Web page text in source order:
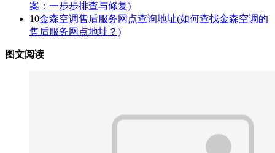
案：一步步排查与修复)
10金森空调售后服务网点查询地址(如何查找金森空调的
售后服务网点地址？)
图文阅读